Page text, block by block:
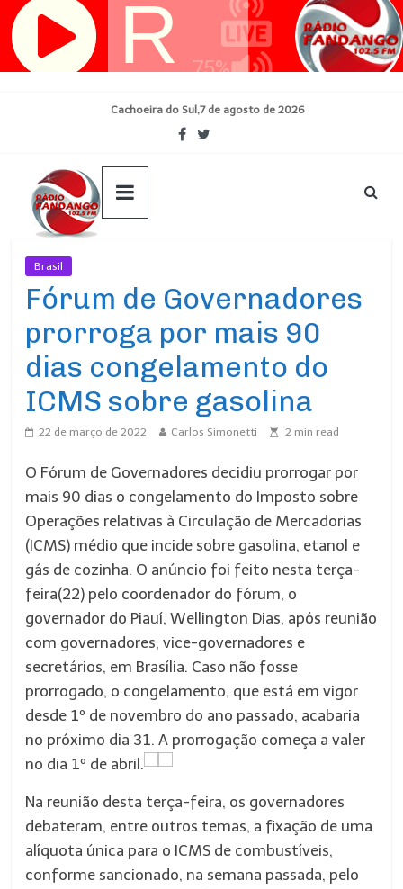
Pular
para
Cachoeira do Sul,7 de agosto de 2026
Brasil
Fórum de Governadores
prorroga por mais 90
dias congelamento do
ICMS sobre gasolina
22 de março de 2022 Carlos Simonetti 2 min read
O Fórum de Governadores decidiu prorrogar por
mais 90 dias o congelamento do Imposto sobre
Operações relativas à Circulação de Mercadorias
(ICMS) médio que incide sobre gasolina, etanol e
gás de cozinha. O anúncio foi feito nesta terça-
feira(22) pelo coordenador do fórum, o
governador do Piauí, Wellington Dias, após reunião
com governadores, vice-governadores e
secretários, em Brasília. Caso não fosse
prorrogado, o congelamento, que está em vigor
desde 1º de novembro do ano passado, acabaria
no próximo dia 31. A prorrogação começa a valer
no dia 1º de abril.
Na reunião desta terça-feira, os governadores
debateram, entre outros temas, a fixação de uma
alíquota única para o ICMS de combustíveis,
conforme sancionado, na semana passada, pelo